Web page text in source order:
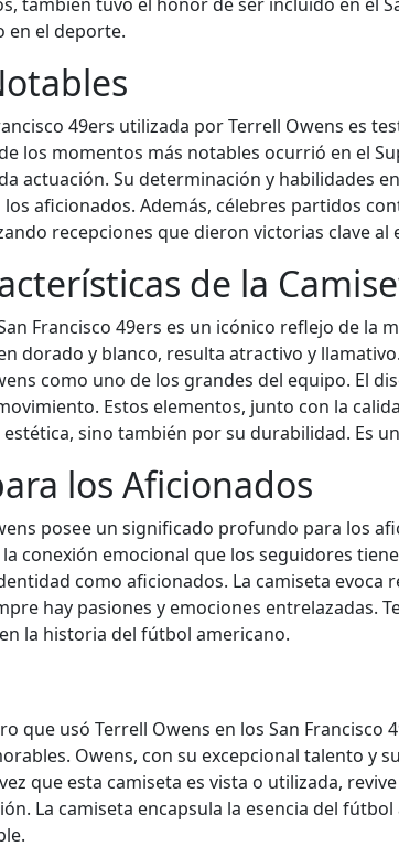
en el deporte.
49ers utilizada por Terrell Owens es
los momentos más notables ocurrió en el
actuación. Su determinación y habilidades
aficionados. Además, célebres partidos
recepciones que dieron victorias clave
de la
Francisco 49ers es un icónico reflejo de
dorado y blanco, resulta atractivo y
como uno de los grandes del equipo. El
Estos elementos, junto con la
sino también por su durabilidad. Es
los Aficionados
posee un significado profundo para los
conexión emocional que los seguidores
como aficionados. La camiseta
hay pasiones y emociones entrelazadas.
la historia del fútbol americano.
que usó Terrell Owens en los San
Owens, con su excepcional talento y
que esta camiseta es vista o utilizada,
La camiseta encapsula la esencia del